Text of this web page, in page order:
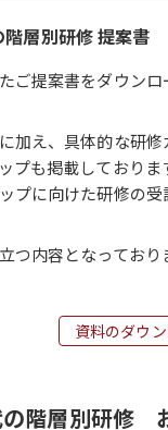
層別研修 提案書
ご提案書をダウン
加え、具体的な研
プも掲載しておりま
プに向けた研修の
つ内容となっており
資料のダウ
階層別研修